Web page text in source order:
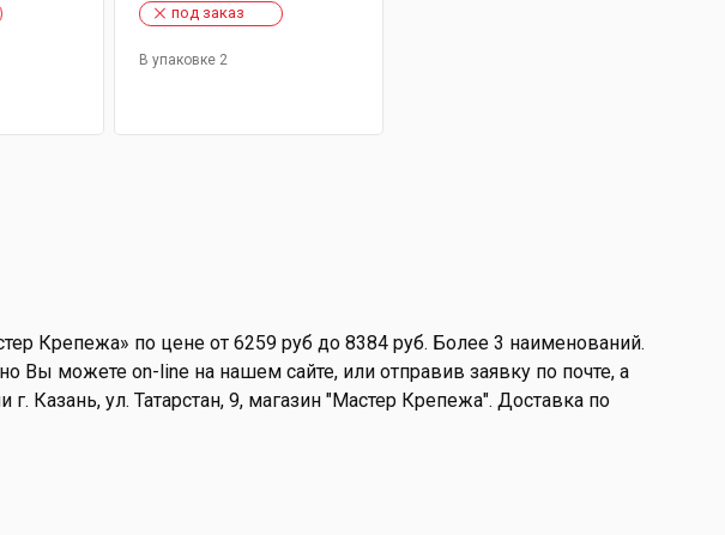
под заказ
В упаковке 2
Крепежа» по цене от 6259 руб до 8384 руб. Более 3 наименований.
Вы можете on-line на нашем сайте, или отправив заявку по почте, а
Казань, ул. Татарстан, 9, магазин "Мастер Крепежа". Доставка по